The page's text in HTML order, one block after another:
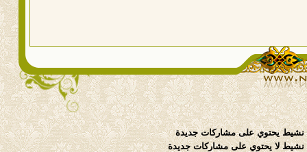
يحتوي على مشاركات جديدة
لا يحتوي على مشاركات جديدة